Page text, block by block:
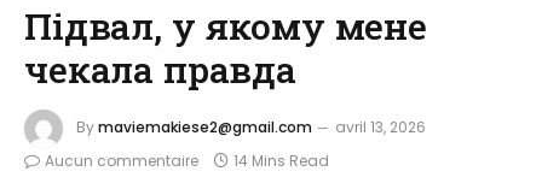
Підвал, у якому мене
чекала правда
Bymaviemakiese2@gmail.com
avril 13, 2026
Aucun commentaire
14 Mins Read